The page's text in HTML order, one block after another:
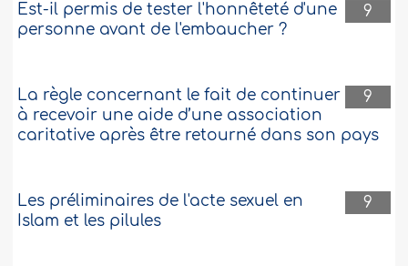
9
Est-il permis de tester l'honnêteté d'une
personne avant de l'embaucher ?
9
La règle concernant le fait de continuer
à recevoir une aide d’une association
caritative après être retourné dans son pays
9
Les préliminaires de l'acte sexuel en
Islam et les pilules